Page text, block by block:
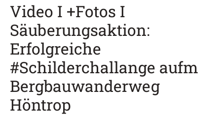
Video I +Fotos I
Säuberungsaktion:
Erfolgreiche
#Schilderchallange aufm
Bergbauwanderweg
Höntrop